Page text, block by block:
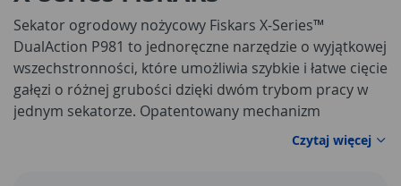
Sekator ogrodowy nożycowy Fiskars X-Series™
DualAction P981 to jednoręczne narzędzie o wyjątkowej
wszechstronności, które umożliwia szybkie i łatwe cięcie
gałęzi o różnej grubości dzięki dwóm trybom pracy w
jednym sekatorze. Opatentowany mechanizm
DualAction pozwala przełączać się między trybem S do
szybkiego cięcia cienkich pędów a trybem L z
Czytaj więcej